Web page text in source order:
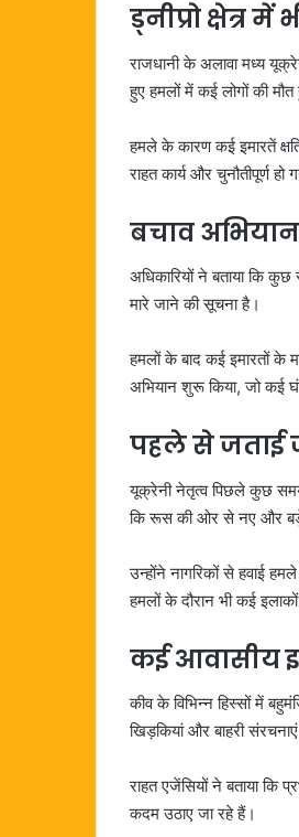
ड्नीप्रो क्षेत्र
राजधानी के अलावा मध्य
हुए हमलों में कई लोगों की
हमले के कारण कई इमारतें
राहत कार्य और चुनौतीपूर्ण हो
बचाव
अधिकारियों ने बताया कि
मारे जाने की सूचना है।
हमलों के बाद कई इमारतों के
अभियान शुरू किया, जो कई
पहले से जताई
यूक्रेनी नेतृत्व पिछले कुछ समय
कि रूस की ओर से नए और बड़े
उन्होंने नागरिकों से हवाई
हमलों के दौरान भी कई
कई आवासीय
कीव के विभिन्न हिस्सों में
खिड़कियां और बाहरी संरचनाएं
राहत एजेंसियों ने बताया कि
कदम उठाए जा रहे हैं।